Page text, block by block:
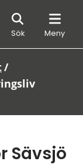
Sök Meny
Sök
/
Sävsjö